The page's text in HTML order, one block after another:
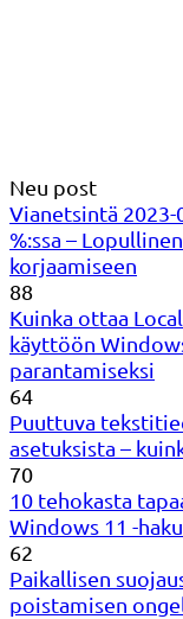
Neu post
Vianetsintä
%:ssa –
korjaamiseen
88
Kuinka ottaa
käyttöön
parantamiseksi
64
Puuttuva
asetuksista –
70
10 tehokasta
Windows 11 -
62
Paikallisen
poistamisen